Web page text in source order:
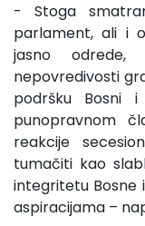
- Stoga
parlament, ali i
jasno odrede,
nepovredivosti
podršku Bosni
punopravnom
reakcije
tumačiti kao
integritetu Bosne
aspiracijama –